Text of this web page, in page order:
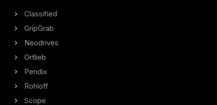
Classified
GripGrab
Neodrives
Ortlieb
Pendix
Rohloff
Scope